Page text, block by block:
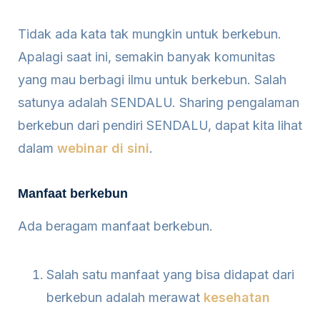
Tidak ada kata tak mungkin untuk berkebun.
Apalagi saat ini, semakin banyak komunitas
yang mau berbagi ilmu untuk berkebun. Salah
satunya adalah SENDALU. Sharing pengalaman
berkebun dari pendiri SENDALU, dapat kita lihat
dalam webinar di sini.
Manfaat berkebun
Ada beragam manfaat berkebun.
Salah satu manfaat yang bisa didapat dari
berkebun adalah merawat kesehatan